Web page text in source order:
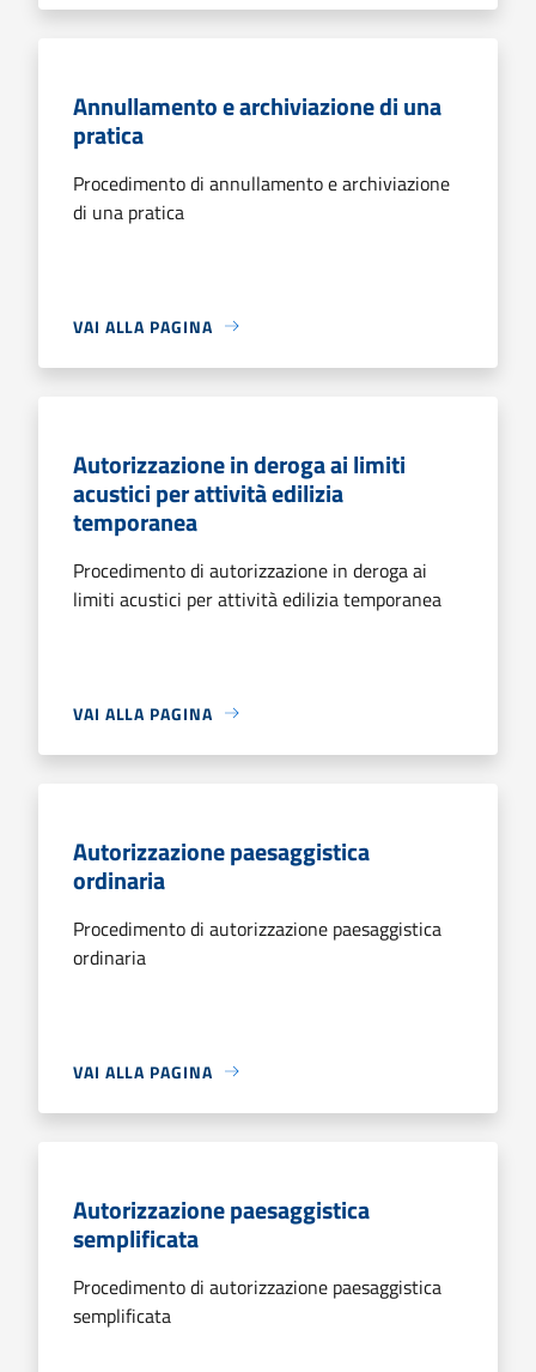
Annullamento e archiviazione di una
pratica
Procedimento di annullamento e archiviazione
di una pratica
VAI ALLA PAGINA
Autorizzazione in deroga ai limiti
acustici per attività edilizia
temporanea
Procedimento di autorizzazione in deroga ai
limiti acustici per attività edilizia temporanea
VAI ALLA PAGINA
Autorizzazione paesaggistica
ordinaria
Procedimento di autorizzazione paesaggistica
ordinaria
VAI ALLA PAGINA
Autorizzazione paesaggistica
semplificata
Procedimento di autorizzazione paesaggistica
semplificata